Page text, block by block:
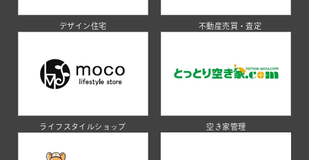
デザイン住宅 不動産売買・査定
ライフスタイルショップ 空き家管理